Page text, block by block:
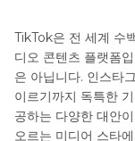
TikTok은 전 세계 수
디오 콘텐츠 플랫폼
은 아닙니다. 인스타
이르기까지 독특한
공하는 다양한 대안
오르는 미디어 스타